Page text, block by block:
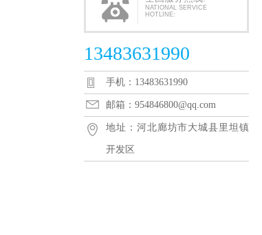
NATIONAL SERVICE
HOTLINE:
13483631990
手机：13483631990
邮箱：954846800@qq.com
地址：河北廊坊市大城县里坦镇
开发区